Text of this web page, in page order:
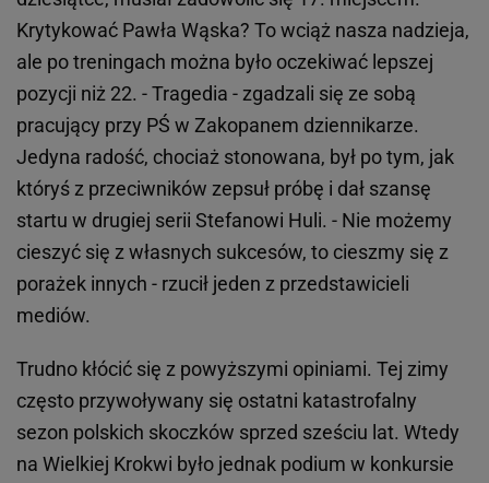
Krytykować Pawła Wąska? To wciąż nasza nadzieja,
ale po treningach można było oczekiwać lepszej
pozycji niż 22. - Tragedia - zgadzali się ze sobą
pracujący przy PŚ w Zakopanem dziennikarze.
Jedyna radość, chociaż stonowana, był po tym, jak
któryś z przeciwników zepsuł próbę i dał szansę
startu w drugiej serii Stefanowi Huli. - Nie możemy
cieszyć się z własnych sukcesów, to cieszmy się z
porażek innych - rzucił jeden z przedstawicieli
mediów.
Trudno kłócić się z powyższymi opiniami. Tej zimy
często przywoływany się ostatni katastrofalny
sezon polskich skoczków sprzed sześciu lat. Wtedy
na Wielkiej Krokwi było jednak podium w konkursie